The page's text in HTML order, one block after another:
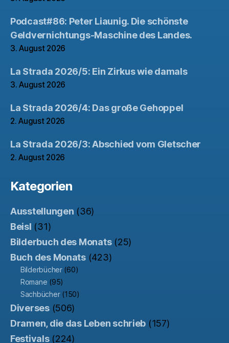
Podcast#86: Peter Liaunig. Die schönste
Geldvernichtungs-Maschine des Landes.
3. August 2026
La Strada 2026/5: Ein Zirkus wie damals
3. August 2026
La Strada 2026/4: Das große Gehoppel
2. August 2026
La Strada 2026/3: Abschied vom Gletscher
2. August 2026
Kategorien
Ausstellungen (36)
Beisl (31)
Bilderbuch des Monats(25)
Buch des Monats(423)
Bilderbücher(60)
Romane (95)
Sachbücher(150)
Diverses(506)
Dramen, die das Leben schrieb (157)
Festivals(224)